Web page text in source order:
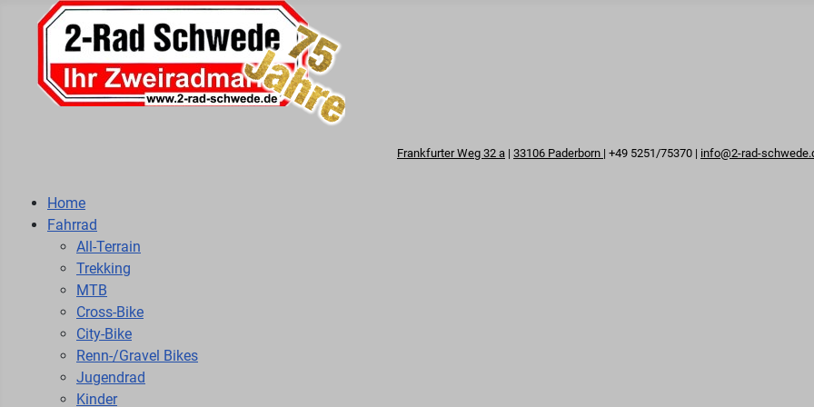
Frankfurter Weg 32 a | 33106 Paderborn | +49 5251/75370 | info@2-rad-
Home
Fahrrad
All-Terrain
Trekking
MTB
Cross-Bike
City-Bike
Renn-/Gravel Bikes
Jugendrad
Kinder